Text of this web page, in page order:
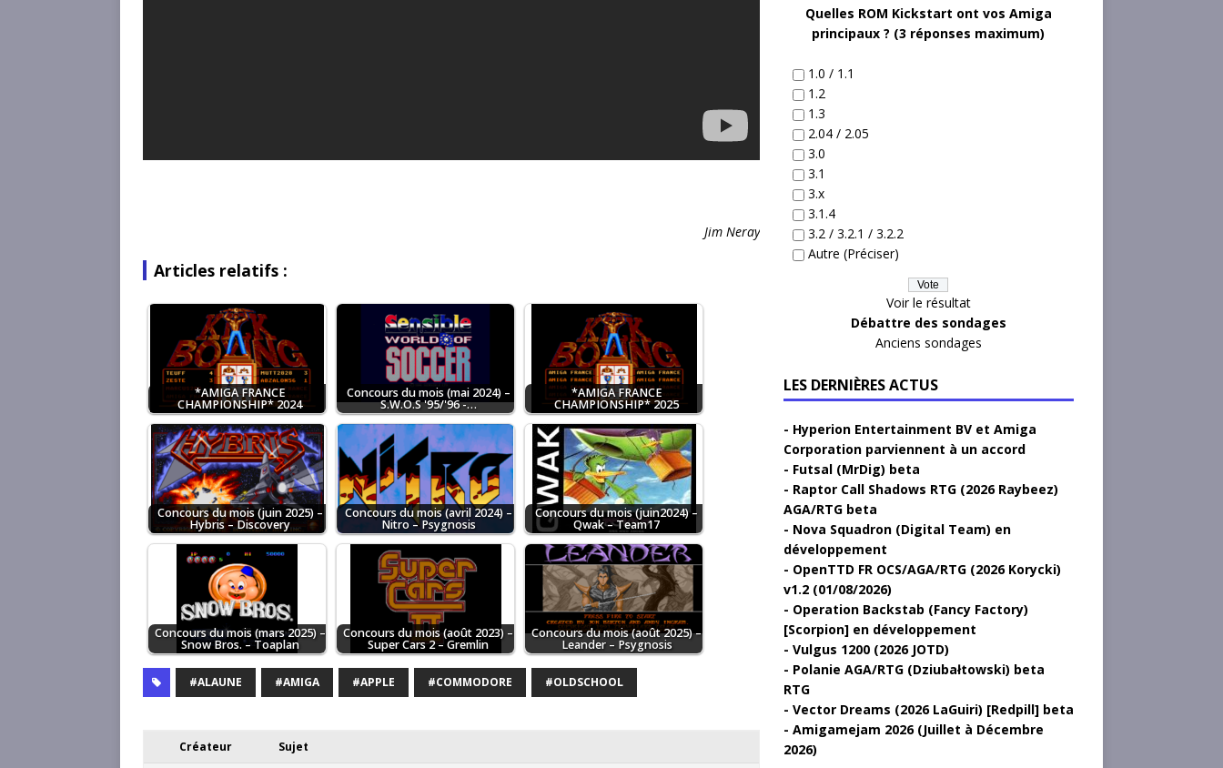
Jim Neray
Articles relatifs :
*AMIGA FRANCE
CHAMPIONSHIP* 2024
Concours du mois (mai 2024) –
S.W.O.S '95/'96 -…
*AMIGA FRANCE
CHAMPIONSHIP* 2025
Concours du mois (juin 2025) –
Hybris – Discovery
Concours du mois (avril 2024) –
Nitro – Psygnosis
Concours du mois (juin2024) –
Qwak – Team17
Concours du mois (mars 2025) –
Snow Bros. – Toaplan
Concours du mois (août 2023) –
Super Cars 2 – Gremlin
Concours du mois (août 2025) –
Leander – Psygnosis
#ALAUNE #AMIGA #APPLE #COMMODORE #OLDSCHOOL
Créateur Sujet
Quelles ROM Kickstart ont vos Amiga
principaux ? (3 réponses maximum)
1.0 / 1.1
1.2
1.3
2.04 / 2.05
3.0
3.1
3.x
3.1.4
3.2 / 3.2.1 / 3.2.2
Autre (Préciser)
Voir le résultat
Débattre des sondages
Anciens sondages
LES DERNIÈRES ACTUS
Hyperion Entertainment BV et Amiga
Corporation parviennent à un accord
Futsal (MrDig) beta
Raptor Call Shadows RTG (2026 Raybeez)
AGA/RTG beta
Nova Squadron (Digital Team) en
développement
OpenTTD FR OCS/AGA/RTG (2026 Korycki)
v1.2 (01/08/2026)
Operation Backstab (Fancy Factory)
[Scorpion] en développement
Vulgus 1200 (2026 JOTD)
Polanie AGA/RTG (Dziubałtowski) beta
RTG
Vector Dreams (2026 LaGuiri) [Redpill] beta
Amigamejam 2026 (Juillet à Décembre
2026)